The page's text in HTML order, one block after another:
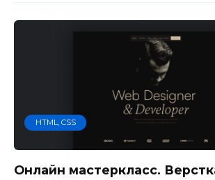
HTML, CSS
Онлайн мастеркласс.